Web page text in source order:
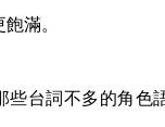
滿。
些台詞不多的角色